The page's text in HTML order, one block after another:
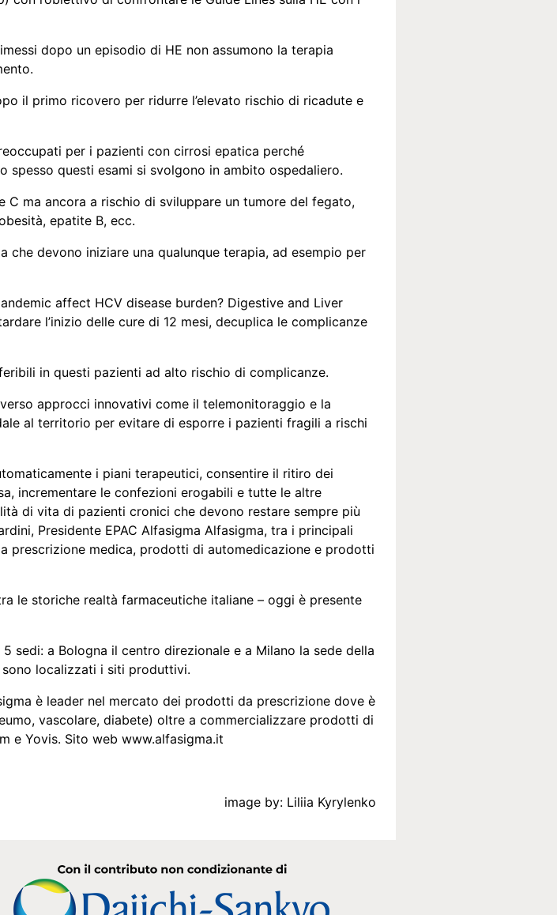
dopo un episodio di HE non assumono la terapia
il primo ricovero per ridurre l’elevato rischio di ricadute e
per i pazienti con cirrosi epatica perché
questi esami si svolgono in ambito ospedaliero.
ma ancora a rischio di sviluppare un tumore del fegato,
epatite B, ecc.
devono iniziare una qualunque terapia, ad esempio per
affect HCV disease burden? Digestive and Liver
l’inizio delle cure di 12 mesi, decuplica le complicanze
in questi pazienti ad alto rischio di complicanze.
approcci innovativi come il telemonitoraggio e la
al territorio per evitare di esporre i pazienti fragili a rischi
i piani terapeutici, consentire il ritiro dei
incrementare le confezioni erogabili e tutte le altre
di vita di pazienti cronici che devono restare sempre più
Presidente EPAC Alfasigma Alfasigma, tra i principali
prescrizione medica, prodotti di automedicazione e prodotti
le storiche realtà farmaceutiche italiane – oggi è presente
sedi: a Bologna il centro direzionale e a Milano la sede della
sono localizzati i siti produttivi.
è leader nel mercato dei prodotti da prescrizione dove è
vascolare, diabete) oltre a commercializzare prodotti di
e Yovis. Sito web www.alfasigma.it
image by: Liliia Kyrylenko